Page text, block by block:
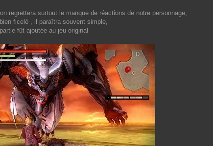
regrettera surtout le manque de réactions de notre personnage,
ficelé , il paraîtra souvent simple,
fût ajoutée au jeu original